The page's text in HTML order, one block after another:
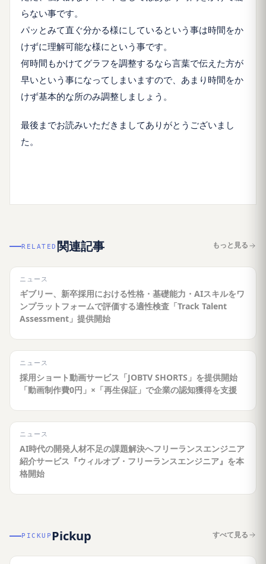
らない事です。
パッとみて直ぐ分かる様にしているという事は時間をか
けずに理解可能な様にという事です。
何時間もかけてグラフを調整するなら言葉で伝えた方が
早いという事になってしまいますので、あまり時間をか
けず基本的な所のみ調整しましょう。
最後までお読みいただきましてありがとうございまし
た。
RELATED 関連記事 もっと見る
ニュース
ギブリー、新卒採用における性格・基礎能力・AIスキルをワ
ンプラットフォームで評価する適性検査「Track Talent
Assessment」提供開始
ニュース
採用ショート動画サービス「JOBTV SHORTS」を提供開始
「動画制作費0円」×「再生保証」で企業の認知獲得を支援
ニュース
AI時代の開発人材不足の課題解決へフリーランスエンジニア
紹介サービス『ウィルオブ・フリーランスエンジニア』を本
格開始
PICKUP Pickup すべて見る